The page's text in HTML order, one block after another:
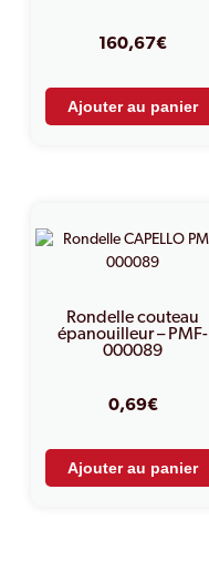
160,67€
Ajouter au panier
Rondelle couteau
épanouilleur – PMF-
000089
0,69€
Ajouter au panier